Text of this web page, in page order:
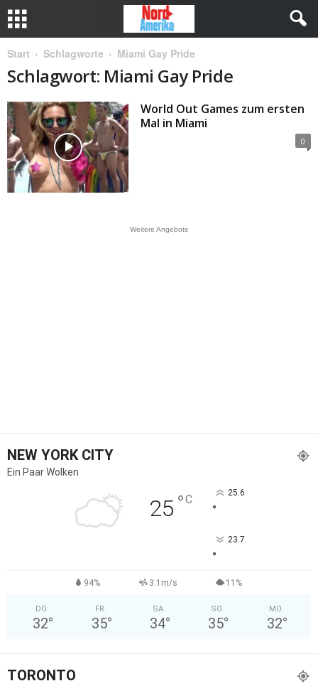
Start Schlagworte Miami Gay Pride
Schlagwort: Miami Gay Pride
World Out Games zum ersten
Mal in Miami
0
Weitere Angebote
NEW YORK CITY
Ein Paar Wolken
25 °C 25.6
°
23.7
°
94% 3.1m/s 11%
DO.
32°
FR.
35°
SA.
34°
SO.
35°
MO.
32°
TORONTO